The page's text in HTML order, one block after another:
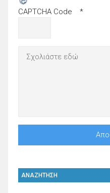
CAPTCHA Code *
ΑΝΑΖΗΤΗΣΗ